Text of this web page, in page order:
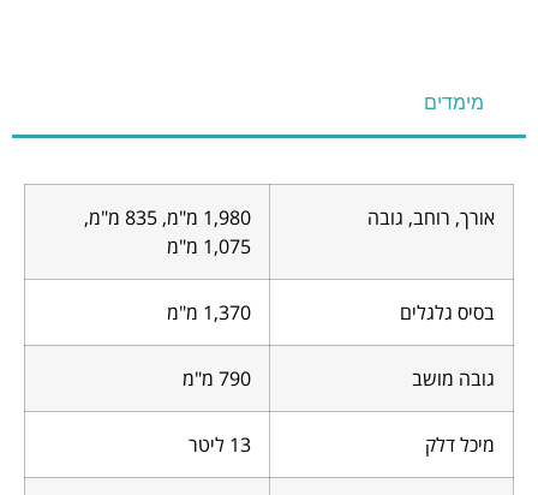
מימדים
אורך, רוחב, גובה
1,980 מ"מ, 835 מ"מ,
1,075 מ"מ
בסיס גלגלים 1,370 מ"מ
גובה מושב 790 מ"מ
מיכל דלק 13 ליטר